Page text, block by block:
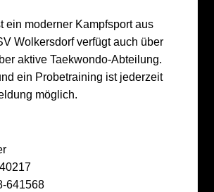
ein moderner Kampfsport aus
Wolkersdorf verfügt auch über
aktive Taekwondo-Abteilung.
ein Probetraining ist jederzeit
möglich.
641568